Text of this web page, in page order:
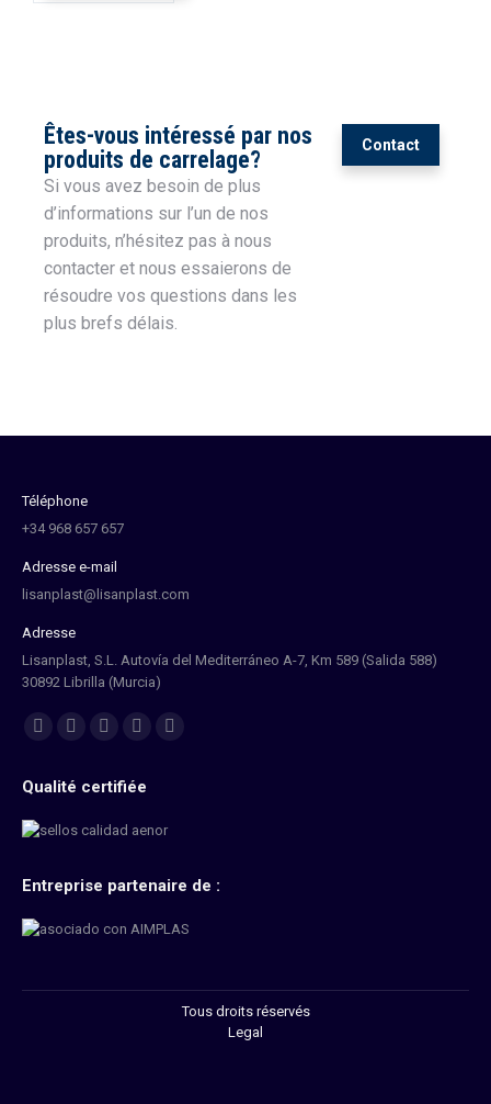
Êtes-vous intéressé par nos
produits de carrelage?
Si vous avez besoin de plus
d’informations sur l’un de nos
produits, n’hésitez pas à nous
contacter et nous essaierons de
résoudre vos questions dans les
plus brefs délais.
Contact
Téléphone
+34 968 657 657
Adresse e-mail
lisanplast@lisanplast.com
Adresse
Lisanplast, S.L. Autovía del Mediterráneo A-7, Km 589 (Salida 588)
30892 Librilla (Murcia)
Trouvez nous sur :
Qualité certifiée
Entreprise partenaire de :
Tous droits réservés
Legal